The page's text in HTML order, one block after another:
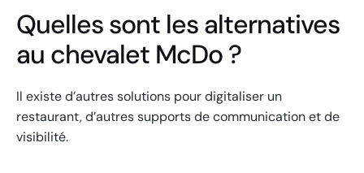
Quelles sont les alternatives
au chevalet McDo ?
Il existe d’autres solutions pour digitaliser un
restaurant, d’autres supports de communication et de
visibilité.